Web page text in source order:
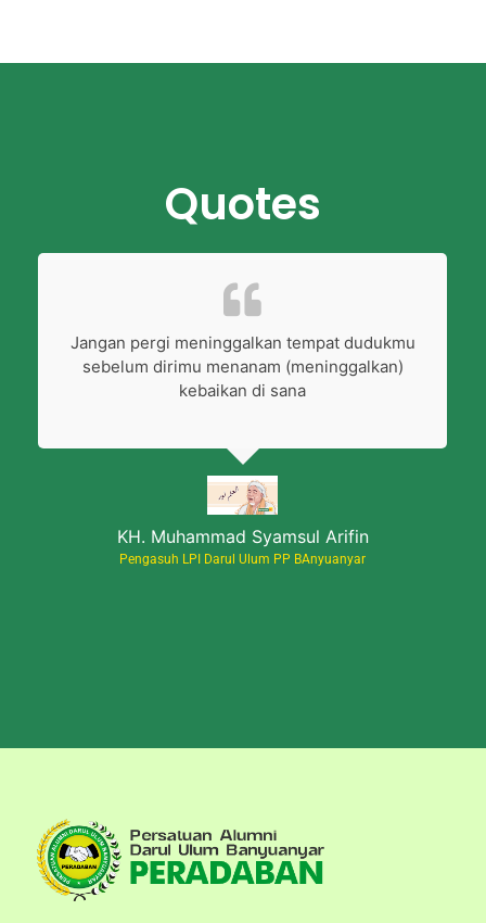
Quotes
KH. Muhammad Syamsul Arifin
Pengasuh LPI Darul Ulum PP BAnyuanyar
Jangan pergi meninggalkan tempat dudukmu
sebelum dirimu menanam (meninggalkan)
kebaikan di sana